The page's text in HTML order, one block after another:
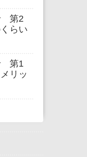
第2
らい
第1
リッ